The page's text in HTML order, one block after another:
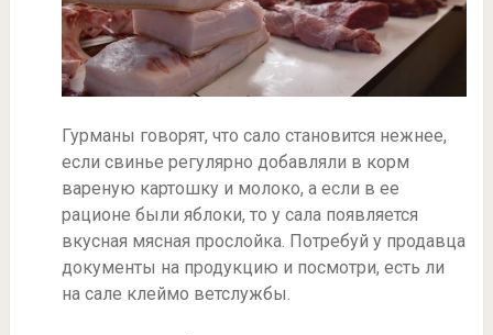
Гурманы говорят, что сало становится нежнее,
если свинье регулярно добавляли в корм
вареную картошку и молоко, а если в ее
рационе были яблоки, то у сала появляется
вкусная мясная прослойка. Потребуй у продавца
документы на продукцию и посмотри, есть ли
на сале клеймо ветслужбы.